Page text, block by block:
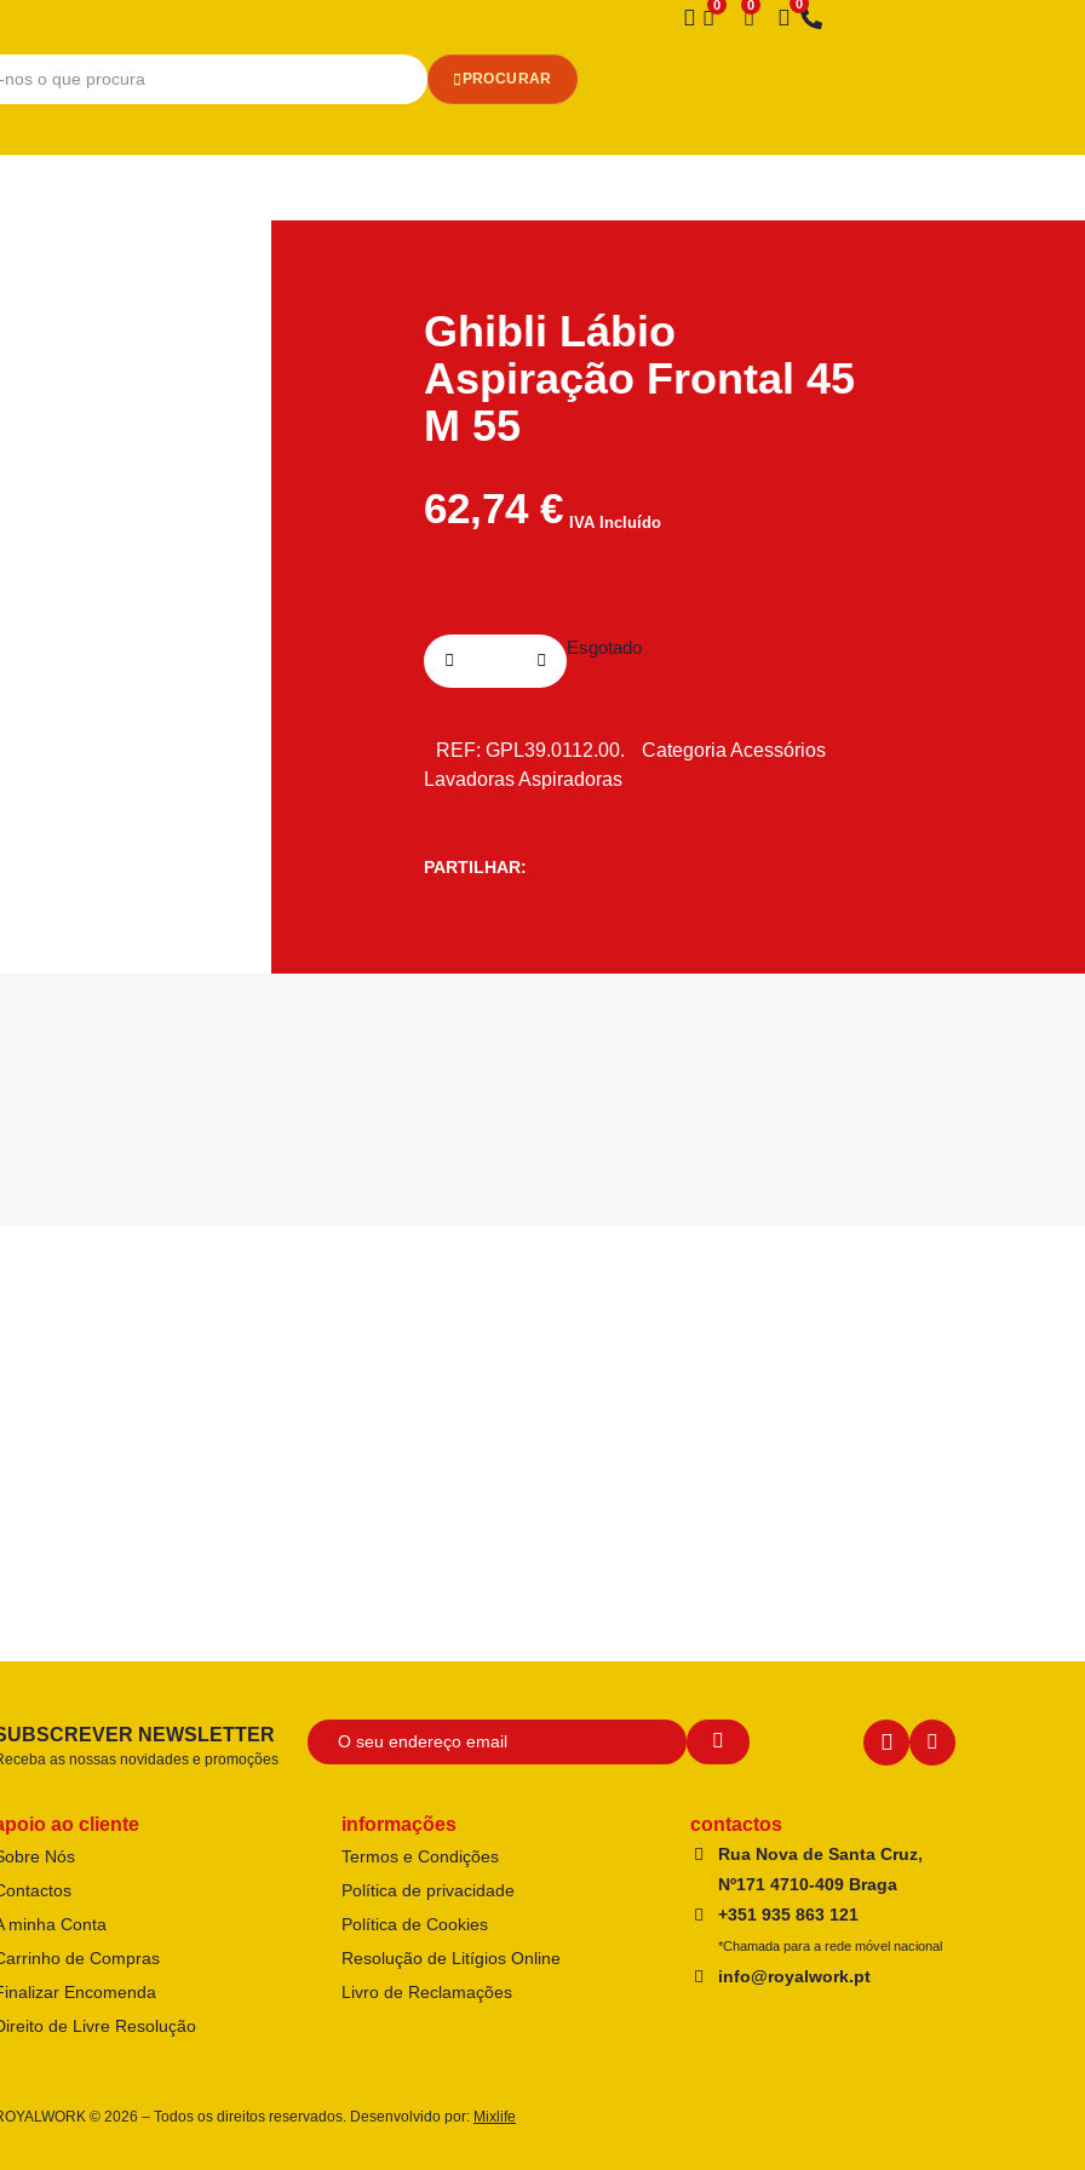
PROCURAR
Desejo
Ghibli Lábio
Aspiração Frontal 45
M 55
62,74 € IVA Incluído
Esgotado
REF: GPL39.0112.00. Categoria Acessórios
Lavadoras Aspiradoras
PARTILHAR:
NEWSLETTER
as nossas novidades e promoções
ao cliente
Nós
minha Conta
de Compras
Encomenda
de Livre Resolução
informações
Termos e Condições
Política de privacidade
Política de Cookies
Resolução de Litígios Online
Livro de Reclamações
contactos
Rua Nova de Santa Cruz,
Nº171 4710-409 Braga
+351 935 863 121
*Chamada para a rede móvel nacional
info@royalwork.pt
© 2026 – Todos os direitos reservados. Desenvolvido por: Mixlife